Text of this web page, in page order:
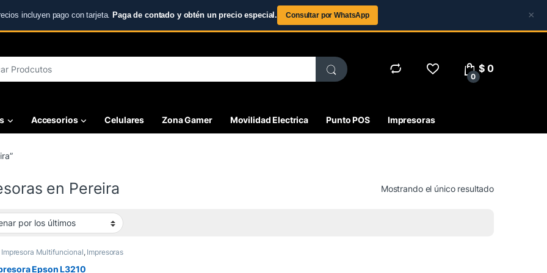
incluyen pago con tarjeta. Paga de contado y obtén un precio especial. Consultar por WhatsApp ×
0
$ 0
Accesorios Celulares Zona Gamer Movilidad Electrica Punto POS Impresoras
en Pereira Mostrando el único resultado
Impresora Multifuncional, Impresoras
Epson L3210